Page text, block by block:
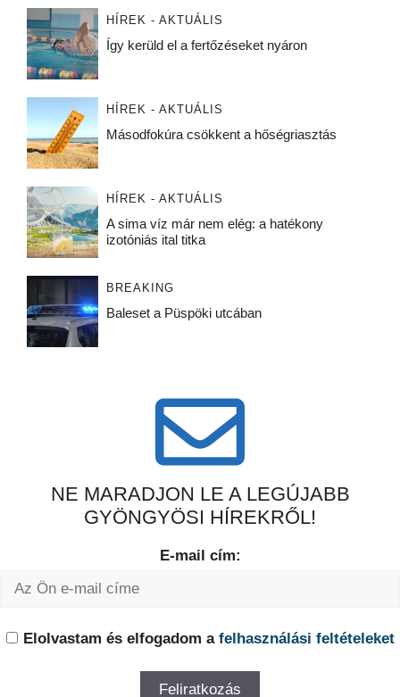
HÍREK - AKTUÁLIS
Így kerüld el a fertőzéseket nyáron
HÍREK - AKTUÁLIS
Másodfokúra csökkent a hőségriasztás
HÍREK - AKTUÁLIS
A sima víz már nem elég: a hatékony
izotóniás ital titka
BREAKING
Baleset a Püspöki utcában
NE MARADJON LE A LEGÚJABB
GYÖNGYÖSI HÍREKRŐL!
E-mail cím:
Elolvastam és elfogadom a felhasználási feltételeket